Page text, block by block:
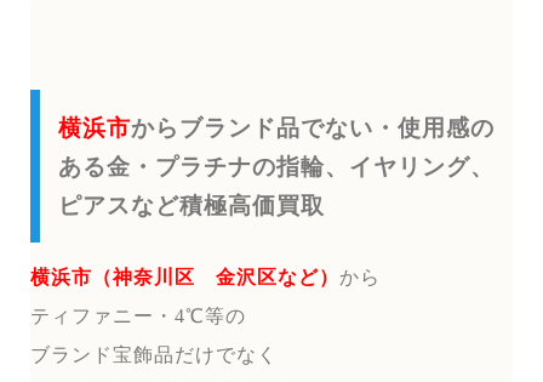
横浜市からブランド品でない・使用感の
ある金・プラチナの指輪、イヤリング、
ピアスなど積極高価買取
横浜市（神奈川区 金沢区など） から
ティファニー・4℃等の
ブランド宝飾品だけでなく